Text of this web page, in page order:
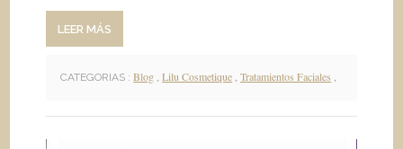
LEER MÁS
CATEGORIAS : Blog ,Lilu Cosmetique ,Tratamientos Faciales ,